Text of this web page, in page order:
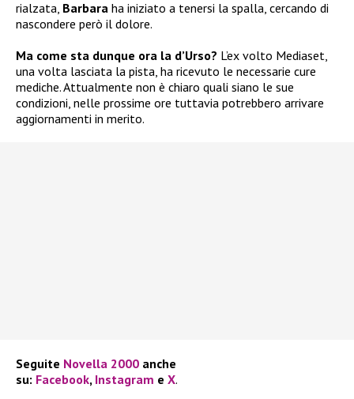
rialzata, Barbara ha iniziato a tenersi la spalla, cercando di
nascondere però il dolore.
Ma come sta dunque ora la d’Urso? L’ex volto Mediaset,
una volta lasciata la pista, ha ricevuto le necessarie cure
mediche. Attualmente non è chiaro quali siano le sue
condizioni, nelle prossime ore tuttavia potrebbero arrivare
aggiornamenti in merito.
Seguite Novella 2000 anche
su: Facebook, Instagram e X.